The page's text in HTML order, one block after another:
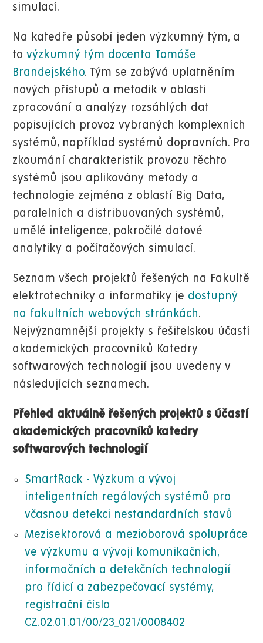
simulací.
Na katedře působí jeden výzkumný tým, a
to výzkumný tým docenta Tomáše
Brandejského. Tým se zabývá uplatněním
nových přístupů a metodik v oblasti
zpracování a analýzy rozsáhlých dat
popisujících provoz vybraných komplexních
systémů, například systémů dopravních. Pro
zkoumání charakteristik provozu těchto
systémů jsou aplikovány metody a
technologie zejména z oblastí Big Data,
paralelních a distribuovaných systémů,
umělé inteligence, pokročilé datové
analytiky a počítačových simulací.
Seznam všech projektů řešených na Fakultě
elektrotechniky a informatiky je dostupný
na fakultních webových stránkách.
Nejvýznamnější projekty s řešitelskou účastí
akademických pracovníků Katedry
softwarových technologií jsou uvedeny v
následujících seznamech.
Přehled aktuálně řešených projektů s účastí
akademických pracovníků katedry
softwarových technologií
SmartRack - Výzkum a vývoj
inteligentních regálových systémů pro
včasnou detekci nestandardních stavů
Mezisektorová a mezioborová spolupráce
ve výzkumu a vývoji komunikačních,
informačních a detekčních technologií
pro řídicí a zabezpečovací systémy,
registrační číslo
CZ.02.01.01/00/23_021/0008402